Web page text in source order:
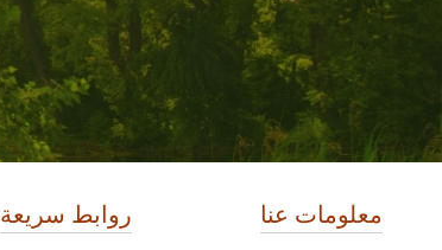
معلومات عنا روابط سريعة